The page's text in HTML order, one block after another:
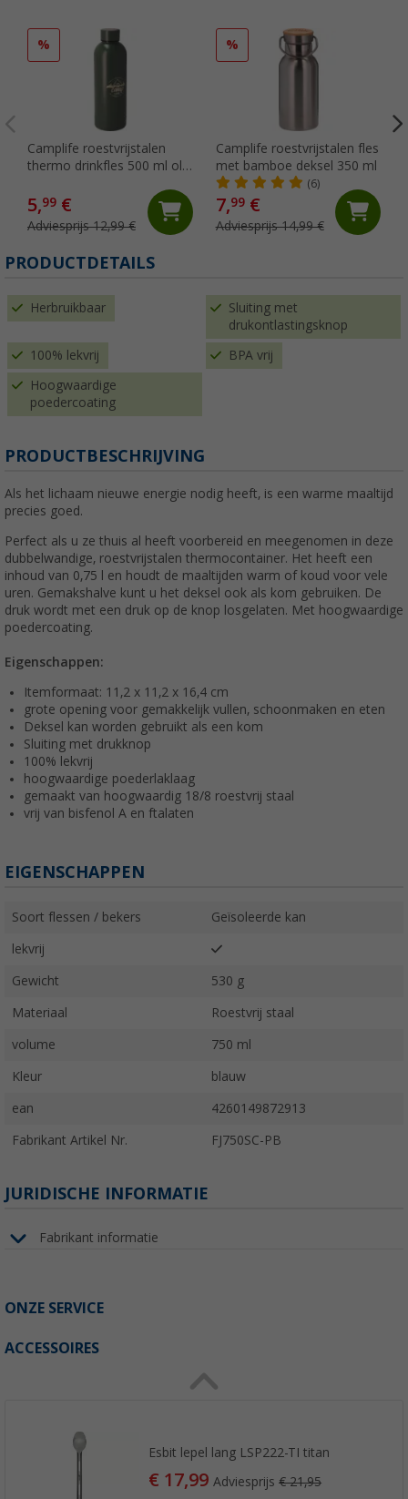
%
Camplife roestvrijstalen
thermo drinkfles 500 ml olijf
5,99 €
Adviesprijs 12,99 €
%
Camplife roestvrijstalen fles
met bamboe deksel 350 ml
(6)
7,99€
Adviesprijs 14,99 €
PRODUCTDETAILS
Herbruikbaar
Sluiting met
drukontlastingsknop
100% lekvrij BPA vrij
Hoogwaardige
poedercoating
PRODUCTBESCHRIJVING
Als het lichaam nieuwe energie nodig heeft, is een warme maaltijd
precies goed.
Perfect als u ze thuis al heeft voorbereid en meegenomen in deze
dubbelwandige, roestvrijstalen thermocontainer. Het heeft een
inhoud van 0,75 l en houdt de maaltijden warm of koud voor vele
uren. Gemakshalve kunt u het deksel ook als kom gebruiken. De
druk wordt met een druk op de knop losgelaten. Met hoogwaardige
poedercoating.
Eigenschappen:
Itemformaat: 11,2 x 11,2 x 16,4 cm
grote opening voor gemakkelijk vullen, schoonmaken en eten
Deksel kan worden gebruikt als een kom
Sluiting met drukknop
100% lekvrij
hoogwaardige poederlaklaag
gemaakt van hoogwaardig 18/8 roestvrij staal
vrij van bisfenol A en ftalaten
EIGENSCHAPPEN
Soort flessen / bekers Geïsoleerde kan
lekvrij
Gewicht 530 g
Materiaal Roestvrij staal
volume 750 ml
Kleur blauw
ean 4260149872913
Fabrikant Artikel Nr. FJ750SC-PB
JURIDISCHE INFORMATIE
Fabrikant informatie
ONZE SERVICE
ACCESSOIRES
Esbit lepel lang LSP222-TI titan
€ 17,99Adviesprijs€ 21,95